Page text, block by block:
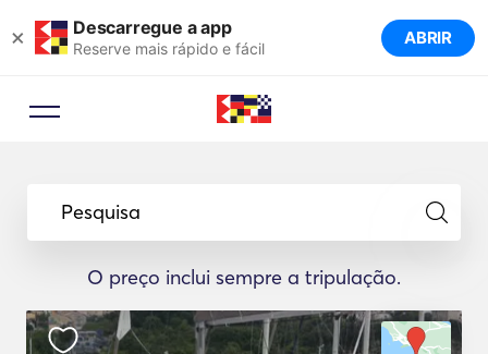
× Descarregue a app
Reserve mais rápido e fácil ABRIR
Pesquisa
O preço inclui sempre a tripulação.